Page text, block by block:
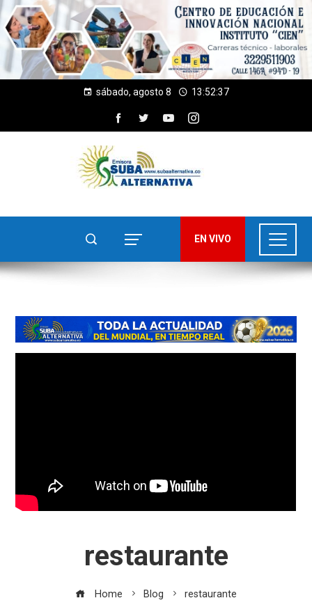
sábado, agosto 8 13:52:38
EN VIVO
restaurante
Home Blog restaurante